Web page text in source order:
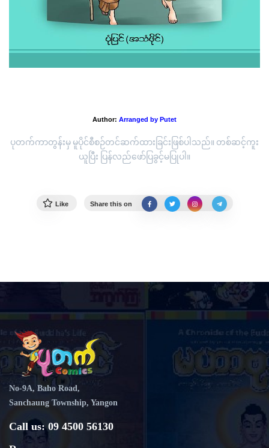
Author: Arranged by Putet
ပုတက်ကာတွန်းမှ မူပိုင်စီစဉ်တင်ဆက်ထားခြင်းဖြစ်ပါသည်။ တစ်ဆင့်ကူး
ယူပြီး ပြန်လည်ဖော်ပြခွင့်မပြုပါ။
Like Share this on
No-9A, Baho Road,
Sanchaung Township, Yangon
Call us: 09 4500 56130